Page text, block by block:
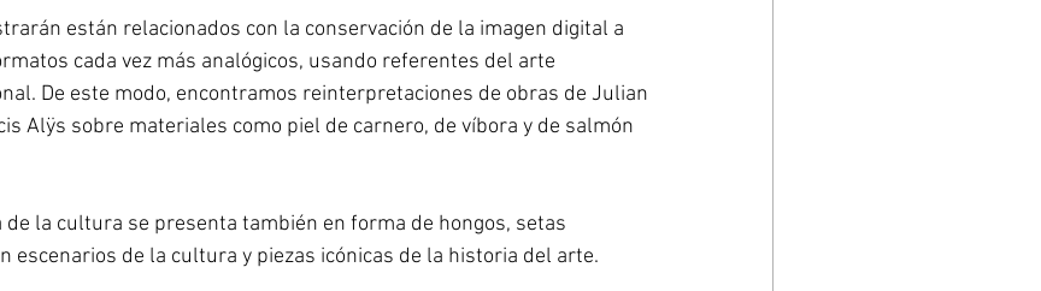
están relacionados con la conservación de la imagen digital a
cada vez más analógicos, usando referentes del arte
De este modo, encontramos reinterpretaciones de obras de Julian
Alÿs sobre materiales como piel de carnero, de víbora y de salmón
de la cultura se presenta también en forma de hongos, setas
escenarios de la cultura y piezas icónicas de la historia del arte.